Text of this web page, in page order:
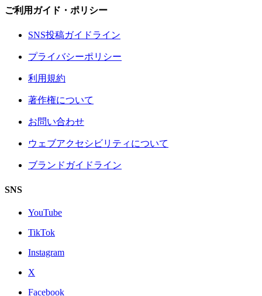
ご利用ガイド・ポリシー
SNS投稿ガイドライン
プライバシーポリシー
利用規約
著作権について
お問い合わせ
ウェブアクセシビリティについて
ブランドガイドライン
SNS
YouTube
TikTok
Instagram
X
Facebook